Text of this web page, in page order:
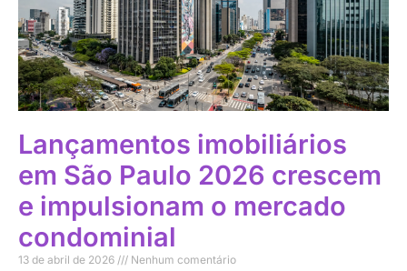
Lançamentos imobiliários
em São Paulo 2026 crescem
e impulsionam o mercado
condominial
13 de abril de 2026 Nenhum comentário